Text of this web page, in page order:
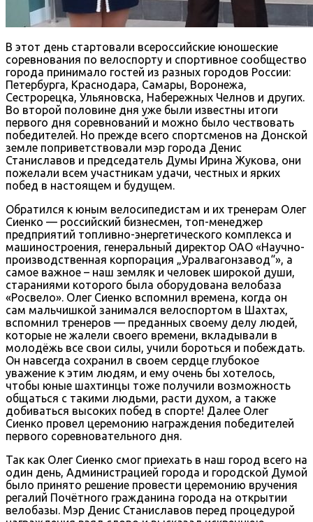
В этот день стартовали всероссийские юношеские
соревнования по велоспорту и спортивное сообщество
города принимало гостей из разных городов России:
Петербурга, Краснодара, Самары, Воронежа,
Сестрорецка, Ульяновска, Набережных Челнов и других.
Во второй половине дня уже были известны итоги
первого дня соревнований и можно было чествовать
победителей. Но прежде всего спортсменов на Донской
земле поприветствовали мэр города Денис
Станиславов и председатель Думы Ирина Жукова, они
пожелали всем участникам удачи, честных и ярких
побед в настоящем и будущем.
Обратился к юным велосипедистам и их тренерам Олег
Сиенко — российский бизнесмен, топ-менеджер
предприятий топливно-энергетического комплекса и
машиностроения, генеральный директор ОАО «Научно-
производственная корпорация „Уралвагонзавод“», а
самое важное – наш земляк и человек широкой души,
стараниями которого была оборудована велобаза
«Росвело». Олег Сиенко вспомнил времена, когда он
сам мальчишкой занимался велоспортом в Шахтах,
вспомнил тренеров — преданных своему делу людей,
которые не жалели своего времени, вкладывали в
молодёжь все свои силы, учили бороться и побеждать.
Он навсегда сохранил в своем сердце глубокое
уважение к этим людям, и ему очень бы хотелось,
чтобы юные шахтинцы тоже получили возможность
общаться с такими людьми, расти духом, а также
добиваться высоких побед в спорте! Далее Олег
Сиенко провел церемонию награждения победителей
первого соревновательного дня.
Так как Олег Сиенко смог приехать в наш город всего на
один день, Администрацией города и городской Думой
было принято решение провести церемонию вручения
регалий Почётного гражданина города на открытии
велобазы. Мэр Денис Станиславов перед процедурой